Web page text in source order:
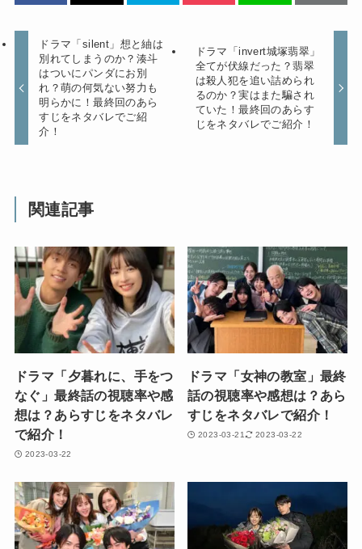
ドラマ「silent」想と紬は
別れてしまうのか？湊斗
はついにパンダにお別
れ？萌の何気ない努力も
明らかに！最終回のあら
すじをネタバレでご紹
介！
ドラマ「invert城塚翡翠」
全てが伏線だった？翡翠
は殺人犯を追い詰められ
るのか？実はまた騙され
ていた！最終回のあらす
じをネタバレでご紹介！
関連記事
ドラマ「夕暮れに、手をつ
なぐ」最終話の視聴率や感
想は？あらすじをネタバレ
で紹介！
2023-03-22
ドラマ「女神の教室」最終
話の視聴率や感想は？あら
すじをネタバレで紹介！
2023-03-21 2023-03-22